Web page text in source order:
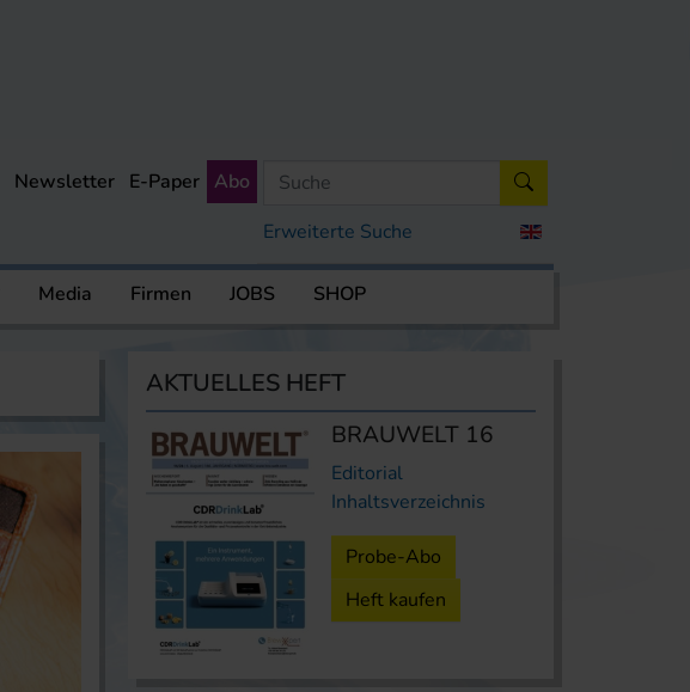
Erweiterte Suche
Newsletter E-Paper Abo
Media Firmen JOBS SHOP
AKTUELLES HEFT
BRAUWELT 16
Editorial
Inhaltsverzeichnis
Probe-Abo
Heft kaufen